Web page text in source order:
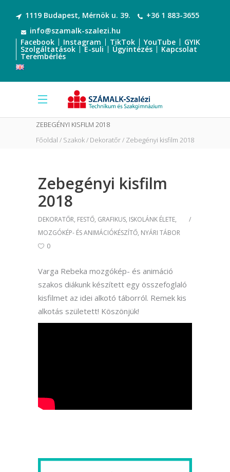
1119 Budapest, Mérnök u. 39.
+36 1 883-3655
info@szamalk-szalezi.hu
Facebook
Instagram TikTok YouTube GYIK
Szolgáltatások E-suli Ügyintézés Kapcsolat
Terembérlés
ZEBEGÉNYI KISFILM 2018
Főoldal Szakok Dekoratőr Zebegényi kisfilm 2018
Zebegényi kisfilm
2018
DEKORATŐR, FESTŐ, GRAFIKUS, ISKOLÁNK ÉLETE,
MOZGÓKÉP- ÉS ANIMÁCIÓKÉSZÍTŐ, NYÁRI TÁBOR
0
Varga Rebeka mozgókép- és animáció
szakos diákunk készített egy összefoglaló
kisfilmet az idei alkotó táborról. Remek kis
alkotás született! Köszönjük!